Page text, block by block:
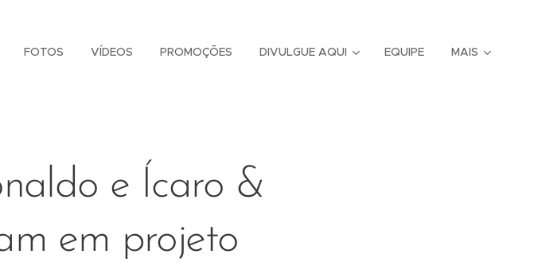
FOTOS VÍDEOS PROMOÇÕES DIVULGUE AQUI EQUIPE MAIS
e Ícaro &
em projeto